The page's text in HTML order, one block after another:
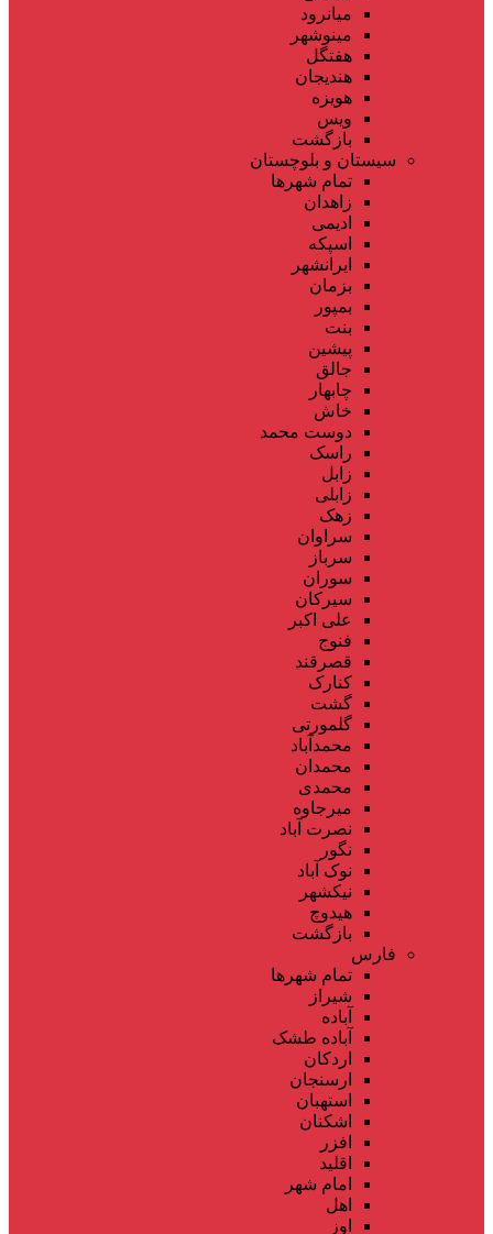
میانرود
مینوشهر
هفتگل
هندیجان
هویزه
ویس
بازگشت
سیستان و بلوچستان
تمام شهر‌ها
زاهدان
ادیمی
اسپکه
ایرانشهر
بزمان
بمپور
بنت
پیشین
جالق
چابهار
خاش
دوست محمد
راسک
زابل
زابلی
زهک
سراوان
سرباز
سوران
سیرکان
علی اکبر
فنوج
قصرقند
کنارک
گشت
گلمورتی
محمدآباد
محمدان
محمدی
میرجاوه
نصرت آباد
نگور
نوک آباد
نیکشهر
هیدوچ
بازگشت
فارس
تمام شهر‌ها
شیراز
آباده
آباده طشک
اردکان
ارسنجان
استهبان
اشکنان
افزر
اقلید
امام شهر
اهل
اوز